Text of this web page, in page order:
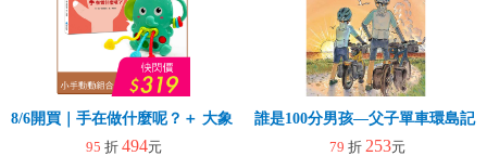
8/6開買｜手在做什麼呢？＋ 大象拉拉樂(玩具)
95 折 494元
誰是100分男孩—父子單車環島記
79 折 253元